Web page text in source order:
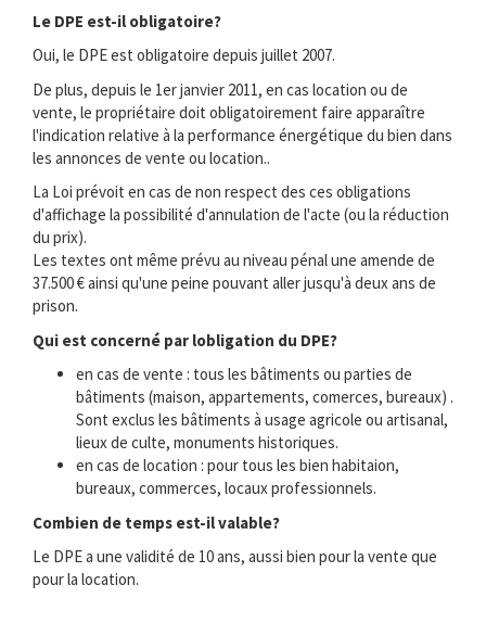
Le DPE est-il obligatoire?
Oui, le DPE est obligatoire depuis juillet 2007.
De plus, depuis le 1er janvier 2011, en cas location ou de
vente, le propriétaire doit obligatoirement faire apparaître
l'indication relative à la performance énergétique du bien dans
les annonces de vente ou location..
La Loi prévoit en cas de non respect des ces obligations
d'affichage la possibilité d'annulation de l'acte (ou la réduction
du prix).
Les textes ont même prévu au niveau pénal une amende de
37.500 € ainsi qu'une peine pouvant aller jusqu'à deux ans de
prison.
Qui est concerné par lobligation du DPE?
en cas de vente : tous les bâtiments ou parties de
bâtiments (maison, appartements, comerces, bureaux) .
Sont exclus les bâtiments à usage agricole ou artisanal,
lieux de culte, monuments historiques.
en cas de location : pour tous les bien habitaion,
bureaux, commerces, locaux professionnels.
Combien de temps est-il valable?
Le DPE a une validité de 10 ans, aussi bien pour la vente que
pour la location.